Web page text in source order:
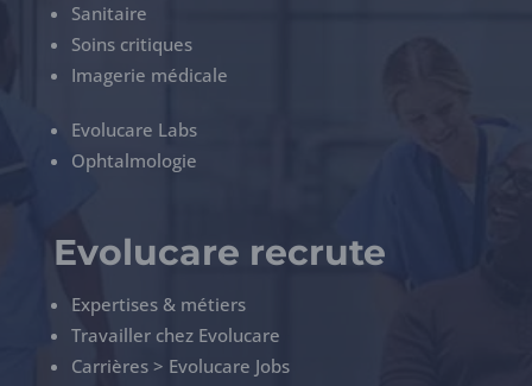
Sanitaire
Soins critiques
Imagerie médicale
Evolucare Labs
Ophtalmologie
Evolucare recrute
Expertises & métiers
Travailler chez Evolucare
Carrières > Evolucare Jobs